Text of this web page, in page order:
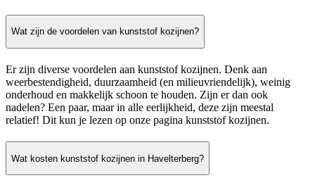
Wat zijn de voordelen van kunststof kozijnen?
Er zijn diverse voordelen aan kunststof kozijnen. Denk aan
weerbestendigheid, duurzaamheid (en milieuvriendelijk), weinig
onderhoud en makkelijk schoon te houden. Zijn er dan ook
nadelen? Een paar, maar in alle eerlijkheid, deze zijn meestal
relatief! Dit kun je lezen op onze pagina kunststof kozijnen.
Wat kosten kunststof kozijnen in Havelterberg?